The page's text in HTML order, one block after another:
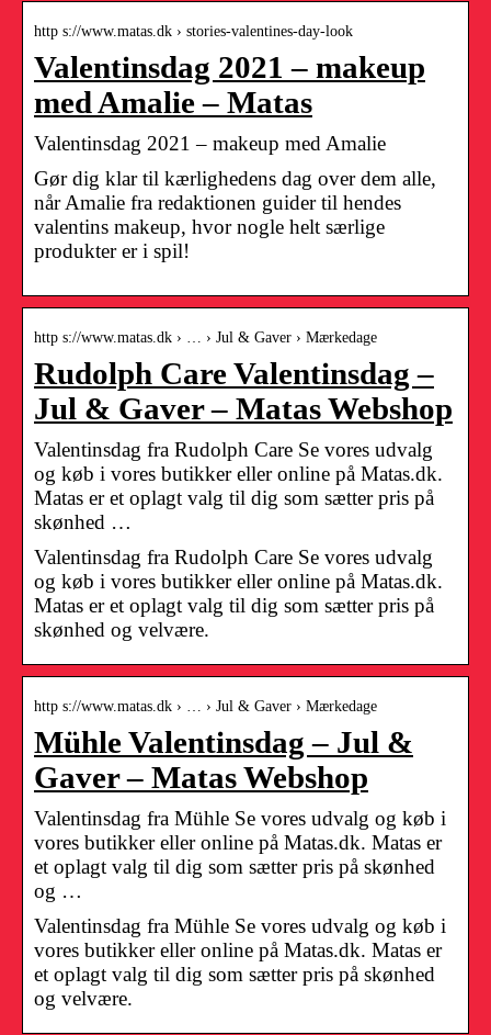
http s://www.matas.dk › stories-valentines-day-look
Valentinsdag 2021 – makeup
med Amalie – Matas
Valentinsdag 2021 – makeup med Amalie
Gør dig klar til kærlighedens dag over dem alle,
når Amalie fra redaktionen guider til hendes
valentins makeup, hvor nogle helt særlige
produkter er i spil!
http s://www.matas.dk › … › Jul & Gaver › Mærkedage
Rudolph Care Valentinsdag –
Jul & Gaver – Matas Webshop
Valentinsdag fra Rudolph Care Se vores udvalg
og køb i vores butikker eller online på Matas.dk.
Matas er et oplagt valg til dig som sætter pris på
skønhed …
Valentinsdag fra Rudolph Care Se vores udvalg
og køb i vores butikker eller online på Matas.dk.
Matas er et oplagt valg til dig som sætter pris på
skønhed og velvære.
http s://www.matas.dk › … › Jul & Gaver › Mærkedage
Mühle Valentinsdag – Jul &
Gaver – Matas Webshop
Valentinsdag fra Mühle Se vores udvalg og køb i
vores butikker eller online på Matas.dk. Matas er
et oplagt valg til dig som sætter pris på skønhed
og …
Valentinsdag fra Mühle Se vores udvalg og køb i
vores butikker eller online på Matas.dk. Matas er
et oplagt valg til dig som sætter pris på skønhed
og velvære.